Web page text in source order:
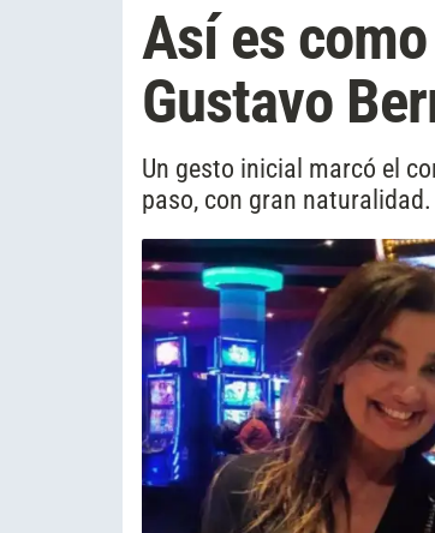
Así es
Gustavo
Un gesto inicial marcó el
paso, con gran naturalidad.